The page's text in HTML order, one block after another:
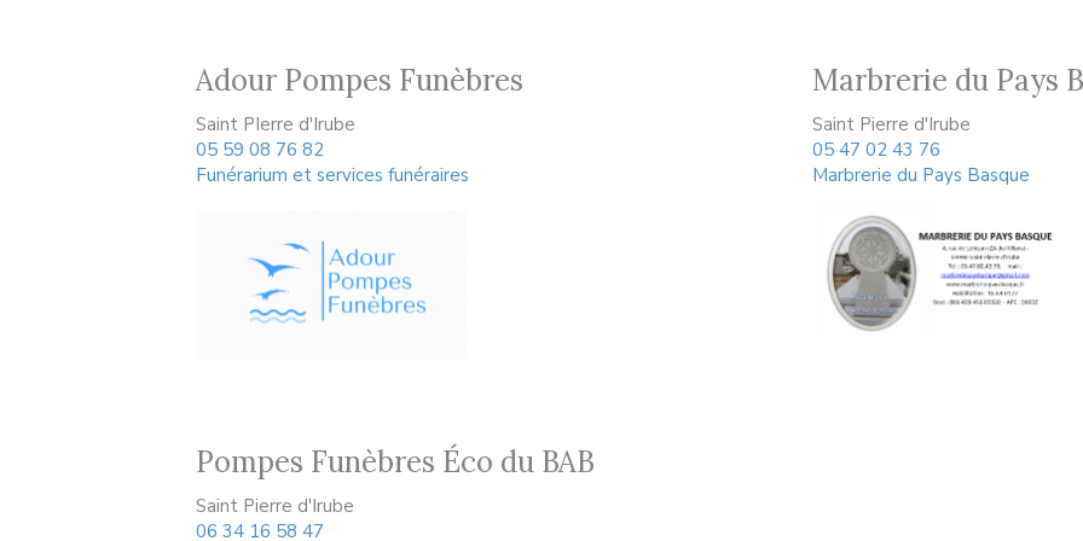
Adour Pompes Funèbres
Saint PIerre d'Irube
05 59 08 76 82
Funérarium et services funéraires
Marbrerie du Pays
Saint Pierre d'Irube
05 47 02 43 76
Marbrerie du Pays Basque
Pompes Funèbres Éco du BAB
Saint Pierre d'Irube
06 34 16 58 47